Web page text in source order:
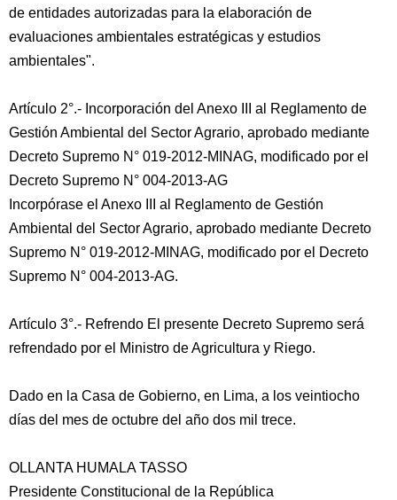
de entidades autorizadas para la elaboración de
evaluaciones ambientales estratégicas y estudios
ambientales".
Artículo 2°.- Incorporación del Anexo III al Reglamento de
Gestión Ambiental del Sector Agrario, aprobado mediante
Decreto Supremo N° 019-2012-MINAG, modificado por el
Decreto Supremo N° 004-2013-AG
Incorpórase el Anexo III al Reglamento de Gestión
Ambiental del Sector Agrario, aprobado mediante Decreto
Supremo N° 019-2012-MINAG, modificado por el Decreto
Supremo N° 004-2013-AG.
Artículo 3°.- Refrendo El presente Decreto Supremo será
refrendado por el Ministro de Agricultura y Riego.
Dado en la Casa de Gobierno, en Lima, a los veintiocho
días del mes de octubre del año dos mil trece.
OLLANTA HUMALA TASSO
Presidente Constitucional de la República